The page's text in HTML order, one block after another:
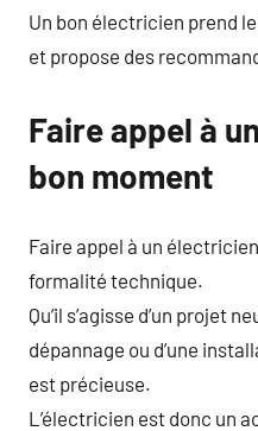
Un bon électricien prend
et propose des
Faire appel à
bon moment
Faire appel à un
formalité technique.
Qu’il s’agisse d’un projet
dépannage ou d’une
est précieuse.
L’électricien est donc un